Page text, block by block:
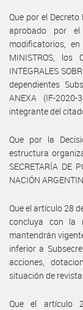
Que por el
aprobado por
modificatorios,
MINISTROS, los
INTEGRALES
dependientes
ANEXA (IF-2020-
integrante del
Que por la
estructura
SECRETARÍA DE
NACIÓN
Que el artículo 28
concluya con la
mantendrán
inferior a
acciones,
situación de
Que el artículo